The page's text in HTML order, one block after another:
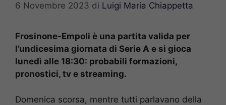
6 Novembre 2023 di Luigi Maria Chiappetta
Frosinone-Empoli è una partita valida per
l’undicesima giornata di Serie A e si gioca
lunedì alle 18:30: probabili formazioni,
pronostici, tv e streaming.
Domenica scorsa, mentre tutti parlavano della